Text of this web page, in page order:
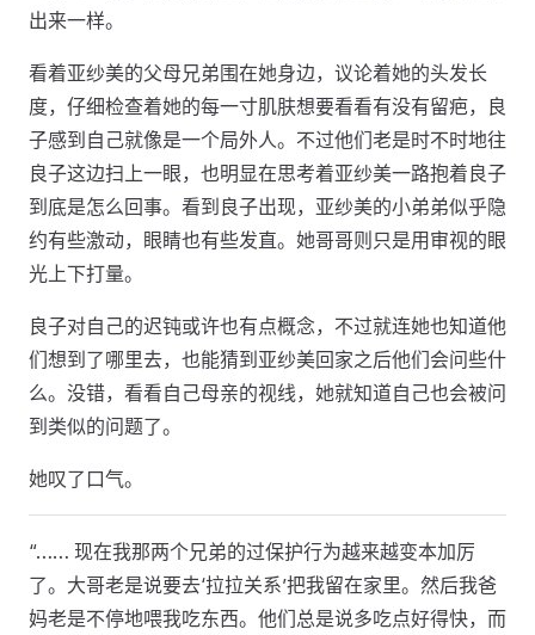
出来一样。
看着亚纱美的父母兄弟围在她身边，议论着她的头发长
度，仔细检查着她的每一寸肌肤想要看看有没有留疤，良
子感到自己就像是一个局外人。不过他们老是时不时地往
良子这边扫上一眼，也明显在思考着亚纱美一路抱着良子
到底是怎么回事。看到良子出现，亚纱美的小弟弟似乎隐
约有些激动，眼睛也有些发直。她哥哥则只是用审视的眼
光上下打量。
良子对自己的迟钝或许也有点概念，不过就连她也知道他
们想到了哪里去，也能猜到亚纱美回家之后他们会问些什
么。没错，看看自己母亲的视线，她就知道自己也会被问
到类似的问题了。
她叹了口气。
“…… 现在我那两个兄弟的过保护行为越来越变本加厉
了。大哥老是说要去‘拉拉关系’把我留在家里。然后我爸
妈老是不停地喂我吃东西。他们总是说多吃点好得快，而